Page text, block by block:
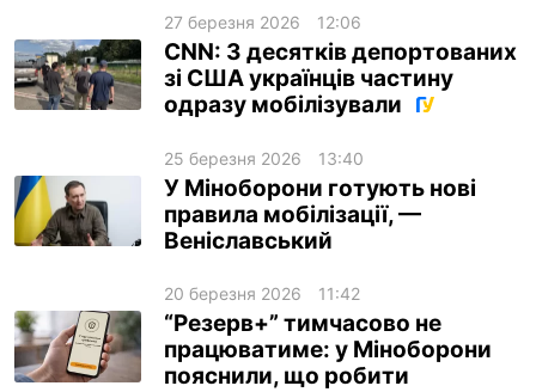
27 березня 2026 12:06
CNN: З десятків депортованих
зі США українців частину
одразу мобілізували
25 березня 2026 13:40
У Міноборони готують нові
правила мобілізації, —
Веніславський
20 березня 2026 11:42
“Резерв+” тимчасово не
працюватиме: у Міноборони
пояснили, що робити